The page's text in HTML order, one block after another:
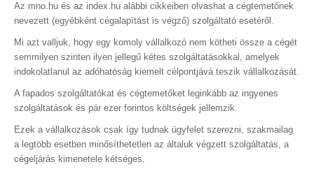
Az mno.hu és az index.hu alábbi cikkeiben olvashat a cégtemetőnek
nevezett (egyébként cégalapítást is végző) szolgáltató esetéről.
Mi azt valljuk, hogy egy komoly vállalkozó nem kötheti össze a cégét
semmilyen szinten ilyen jellegű kétes szolgáltatásokkal, amelyek
indokolatlanul az adóhatóság kiemelt célpontjává teszik vállalkozását.
A fapados szolgáltatókat és cégtemetőket leginkább az ingyenes
szolgáltatások és pár ezer forintos költségek jellemzik.
Ezek a vállalkozások csak így tudnak ügyfelet szerezni, szakmailag
a legtöbb esetben minősíthetetlen az általuk végzett szolgáltatás, a
cégeljárás kimenetele kétséges.